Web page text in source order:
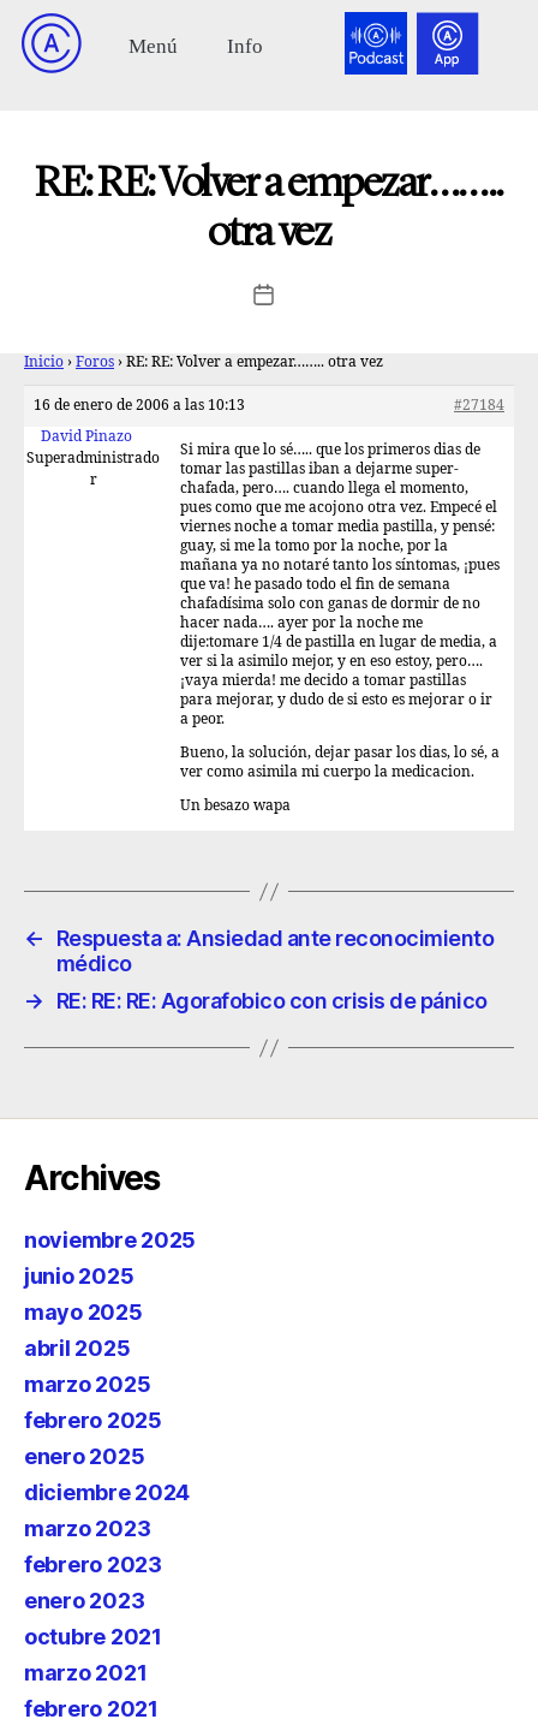
RE: RE: Volver a empezar……..
otra vez
Inicio › Foros › RE: RE: Volver a empezar…….. otra vez
16 de enero de 2006 a las 10:13
#27184
David Pinazo
Superadministrado
r
Si mira que lo sé….. que los primeros dias de
tomar las pastillas iban a dejarme super-
chafada, pero…. cuando llega el momento,
pues como que me acojono otra vez. Empecé el
viernes noche a tomar media pastilla, y pensé:
guay, si me la tomo por la noche, por la
mañana ya no notaré tanto los síntomas, ¡pues
que va! he pasado todo el fin de semana
chafadísima solo con ganas de dormir de no
hacer nada…. ayer por la noche me
dije:tomare 1/4 de pastilla en lugar de media, a
ver si la asimilo mejor, y en eso estoy, pero….
¡vaya mierda! me decido a tomar pastillas
para mejorar, y dudo de si esto es mejorar o ir
a peor.
Bueno, la solución, dejar pasar los dias, lo sé, a
ver como asimila mi cuerpo la medicacion.
Un besazo wapa
←
Respuesta a: Ansiedad ante reconocimiento
médico
→
RE: RE: RE: Agorafobico con crisis de pánico
Archives
noviembre 2025
junio 2025
mayo 2025
abril 2025
marzo 2025
febrero 2025
enero 2025
diciembre 2024
marzo 2023
febrero 2023
enero 2023
octubre 2021
marzo 2021
febrero 2021